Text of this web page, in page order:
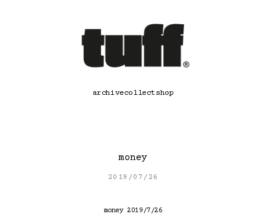
archivecollectshop
money
2019/07/26
money 2019/7/26